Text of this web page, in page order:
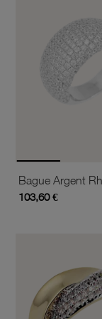
103,60 €